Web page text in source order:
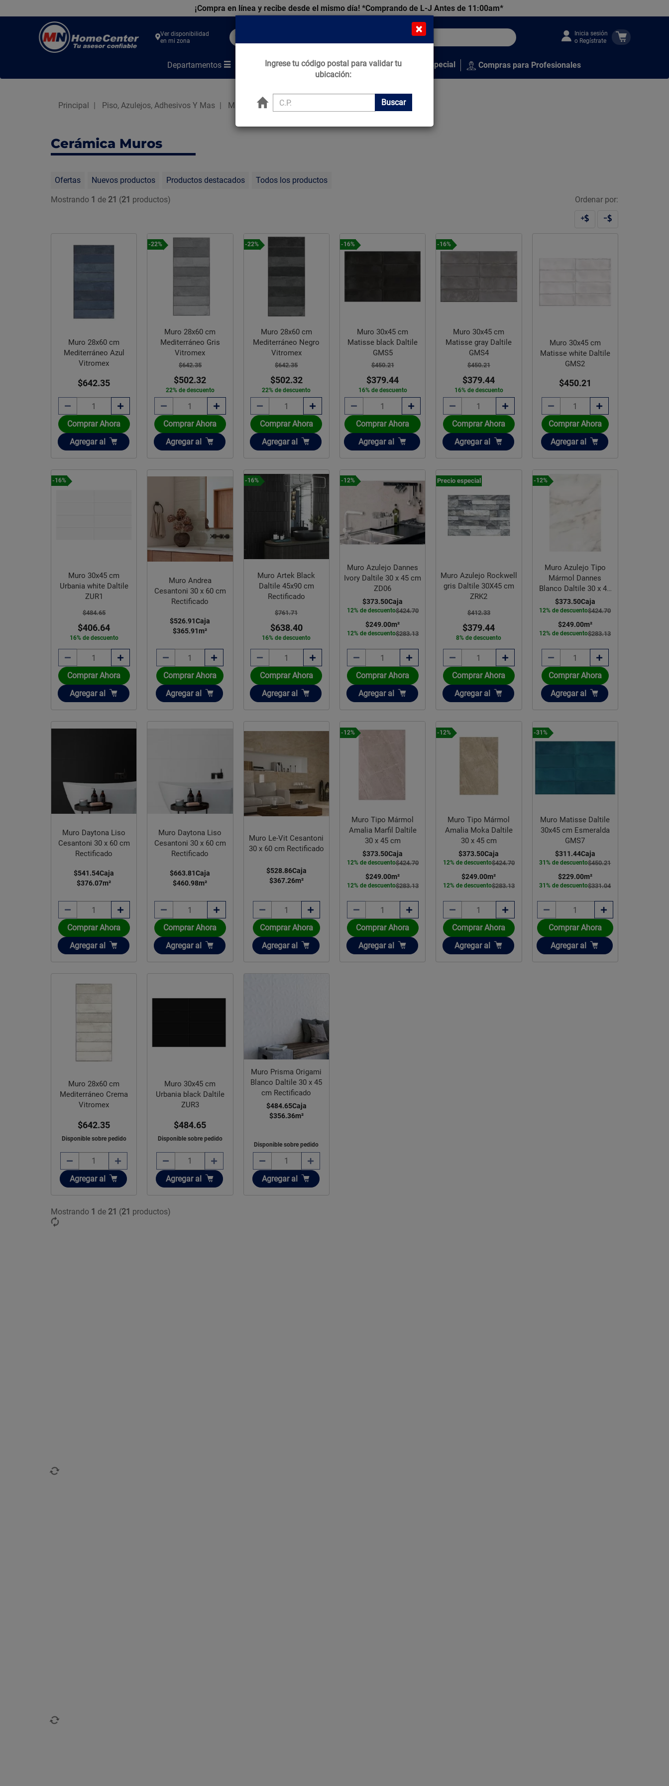
¡Compra en línea y recibe desde el mismo día! *Comprando de L-J Antes de 11:00am*
Center
Ver disponibilidad
en mi zona
Inicia sesión
o Regístrate
Departamentos Marcas Tips que Construyen Venta Especial Compras para Profesionales
Principal Piso, Azulejos, Adhesivos Y Mas Muros Cerámicos
Cerámica Muros
Ofertas Nuevos productos Productos destacados Todos los productos
Mostrando 1 de 21 (21 productos) Ordenar por:
Muro 28x60 cm
Mediterráneo Azul
Vitromex
$642.35
Comprar Ahora
Añadir
Agregar al
-22%
Muro 28x60 cm
Mediterráneo Gris
Vitromex
$642.35
$502.32
22% de descuento
Comprar Ahora
Añadir
Agregar al
-22%
Muro 28x60 cm
Mediterráneo Negro
Vitromex
$642.35
$502.32
22% de descuento
Comprar Ahora
Añadir
Agregar al
-16%
Muro 30x45 cm
Matisse black Daltile
GMS5
$450.21
$379.44
16% de descuento
Comprar Ahora
Añadir
Agregar al
-16%
Muro 30x45 cm
Matisse gray Daltile
GMS4
$450.21
$379.44
16% de descuento
Comprar Ahora
Añadir
Agregar al
Muro 30x45 cm
Matisse white Daltile
GMS2
$450.21
Comprar Ahora
Añadir
Agregar al
-16%
Muro 30x45 cm
Urbania white Daltile
ZUR1
$484.65
$406.64
16% de descuento
Comprar Ahora
Añadir
Agregar al
Muro Andrea
Cesantoni 30 x 60 cm
Rectificado
$526.91Caja
$365.91m²
Comprar Ahora
Añadir
Agregar al
-16%
Muro Artek Black
Daltile 45x90 cm
Rectificado
$761.71
$638.40
16% de descuento
Comprar Ahora
Añadir
Agregar al
-12%
Muro Azulejo Dannes
Ivory Daltile 30 x 45 cm
ZD06
$424.70
$373.50Caja
12% de descuento
$283.13
$249.00m²
12% de descuento
Comprar Ahora
Añadir
Agregar al
Precio especial
Muro Azulejo Rockwell
gris Daltile 30X45 cm
ZRK2
$412.33
$379.44
8% de descuento
Comprar Ahora
Añadir
Agregar al
-12%
Muro Azulejo Tipo
Mármol Dannes
Blanco Daltile 30 x 45
cm
$424.70
$373.50Caja
12% de descuento
$283.13
$249.00m²
12% de descuento
Comprar Ahora
Añadir
Agregar al
Muro Daytona Liso
Cesantoni 30 x 60 cm
Rectificado
$541.54Caja
$376.07m²
Comprar Ahora
Añadir
Agregar al
Muro Daytona Liso
Cesantoni 30 x 60 cm
Rectificado
$663.81Caja
$460.98m²
Comprar Ahora
Añadir
Agregar al
Muro Le-Vit Cesantoni
30 x 60 cm Rectificado
$528.86Caja
$367.26m²
Comprar Ahora
Añadir
Agregar al
-12%
Muro Tipo Mármol
Amalia Marfil Daltile
30 x 45 cm
$424.70
$373.50Caja
12% de descuento
$283.13
$249.00m²
12% de descuento
Comprar Ahora
Añadir
Agregar al
-12%
Muro Tipo Mármol
Amalia Moka Daltile
30 x 45 cm
$424.70
$373.50Caja
12% de descuento
$283.13
$249.00m²
12% de descuento
Comprar Ahora
Añadir
Agregar al
-31%
Muro Matisse Daltile
30x45 cm Esmeralda
GMS7
$450.21
$311.44Caja
31% de descuento
$331.04
$229.00m²
31% de descuento
Comprar Ahora
Añadir
Agregar al
Muro 28x60 cm
Mediterráneo Crema
Vitromex
$642.35
Disponible sobre pedido
Añadir
Agregar al
Muro 30x45 cm
Urbania black Daltile
ZUR3
$484.65
Disponible sobre pedido
Añadir
Agregar al
Muro Prisma Origami
Blanco Daltile 30 x 45
cm Rectificado
$484.65Caja
$356.36m²
Disponible sobre pedido
Añadir
Agregar al
Mostrando 1 de 21 (21 productos)
×
Ingrese tu código postal para validar tu
ubicación:
Buscar